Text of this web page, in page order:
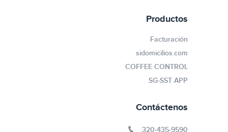
Productos
Facturación
sidomicilios.com
COFFEE CONTROL
SG-SST APP
Contáctenos
320-435-9590